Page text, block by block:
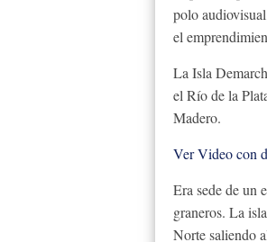
polo
el
La Isla
el Río de la
Madero.
Ver Video con
Era sede de un
graneros. La
Norte saliendo